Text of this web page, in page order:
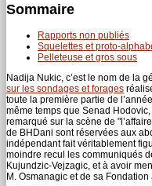
Sommaire
Rapports non publiés
Squelettes et proto-
Pelleteuse et gros sous
Nadija Nukic, c’est le nom de la
sur les sondages et forages
toute la première partie de
même temps que Senad
remarqué sur la scène de
de BHDani sont réservées aux
indépendant fait véritablement
moindre recul les communiqués
Kujundzic-Vejzagic, et à avoir
M. Osmanagic et de sa